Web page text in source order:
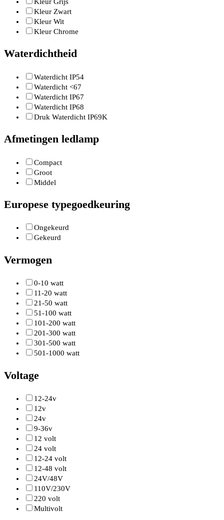
Kleur Zwart
Kleur Wit
Kleur Chrome
Waterdichtheid
Waterdicht IP54
Waterdicht <67
Waterdicht IP67
Waterdicht IP68
Druk Waterdicht IP69K
Afmetingen ledlamp
Compact
Groot
Middel
Europese typegoedkeuring
Ongekeurd
Gekeurd
Vermogen
0-10 watt
11-20 watt
21-50 watt
51-100 watt
101-200 watt
201-300 watt
301-500 watt
501-1000 watt
Voltage
12-24v
12v
24v
9-36v
12 volt
24 volt
12-24 volt
12-48 volt
24V/48V
110V/230V
220 volt
Multivolt